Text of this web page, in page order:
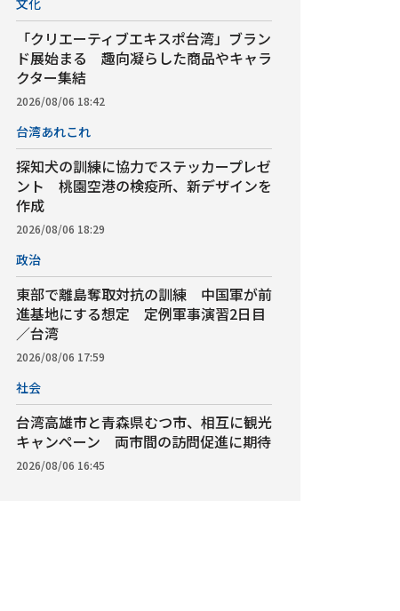
文化
「クリエーティブエキスポ台湾」ブラン
ド展始まる 趣向凝らした商品やキャラ
クター集結
2026/08/06 18:42
台湾あれこれ
探知犬の訓練に協力でステッカープレゼ
ント 桃園空港の検疫所、新デザインを
作成
2026/08/06 18:29
政治
東部で離島奪取対抗の訓練 中国軍が前
進基地にする想定 定例軍事演習2日目
／台湾
2026/08/06 17:59
社会
台湾高雄市と青森県むつ市、相互に観光
キャンペーン 両市間の訪問促進に期待
2026/08/06 16:45